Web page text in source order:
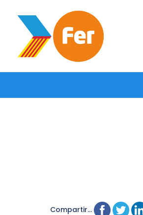
Compartir...